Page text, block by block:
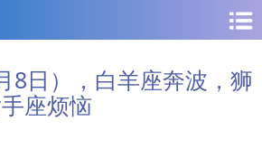
8日），白羊座奔波，狮
座烦恼